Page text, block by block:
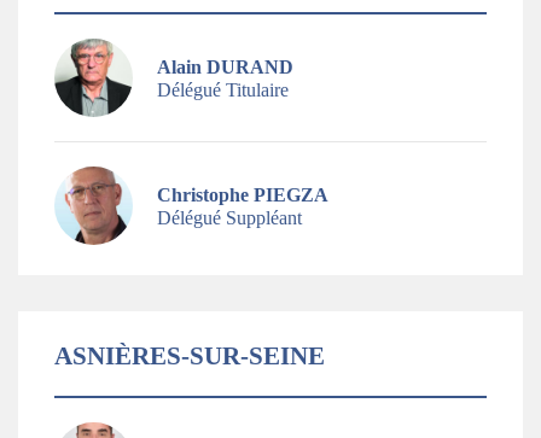
Alain DURAND
Délégué Titulaire
Christophe PIEGZA
Délégué Suppléant
ASNIÈRES-SUR-SEINE